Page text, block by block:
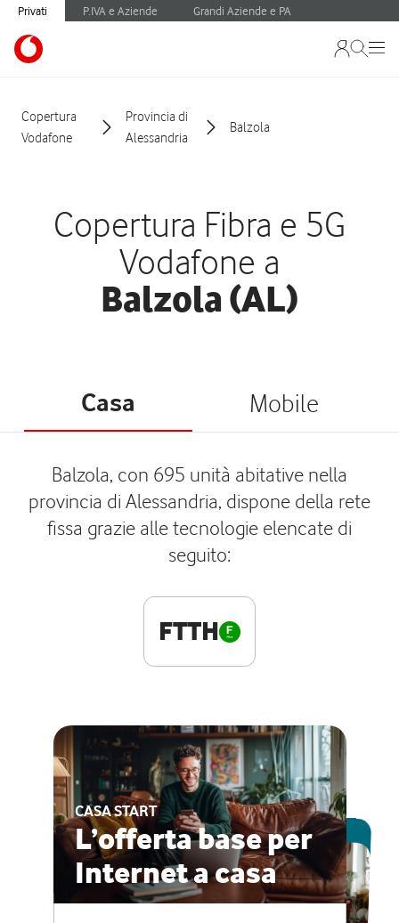
Privati P.IVA e Aziende Grandi Aziende e PA
Copertura
Vodafone
Provincia di
Alessandria
Balzola
Copertura Fibra e 5G
Vodafone a
Balzola (AL)
Casa Mobile
Balzola, con 695 unità abitative nella
provincia di Alessandria, dispone della rete
fissa grazie alle tecnologie elencate di
seguito:
FTTH
CASA START
L’offerta base per
Internet a casa
ESCLUSIVA ONLINE
CASA PRO